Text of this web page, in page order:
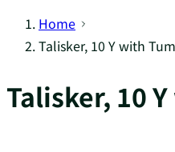
Home
Talisker, 10 Y with
Talisker, 10